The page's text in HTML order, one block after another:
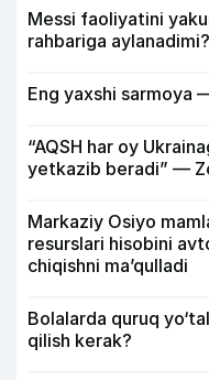
Messi faoliyatini
rahbariga aylanadimi?
Eng yaxshi sarmoya
“AQSH har oy
yetkazib beradi” —
Markaziy Osiyo
resurslari hisobini
chiqishni ma’qulladi
Bolalarda quruq
qilish kerak?